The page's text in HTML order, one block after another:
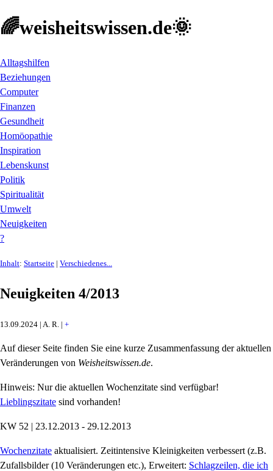
🌈weisheitswissen.de🌞
Alltagshilfen
Beziehungen
Computer
Finanzen
Gesundheit
Homöopathie
Inspiration
Lebenskunst
Politik
Spiritualität
Umwelt
Neuigkeiten
?
Inhalt: Startseite | Verschiedenes...
Neuigkeiten 4/2013
13.09.2024 | A. R. | +
Auf dieser Seite finden Sie eine kurze Zusammenfassung der aktuellen
Veränderungen von Weisheitswissen.de.
Hinweis: Nur die aktuellen Wochenzitate sind verfügbar!
Lieblingszitate sind vorhanden!
KW 52 | 23.12.2013 - 29.12.2013
Wochenzitate aktualisiert. Zeitintensive Kleinigkeiten verbessert (z.B.
Zufallsbilder (10 Veränderungen etc.), Erweitert: Schlagzeilen, die ich